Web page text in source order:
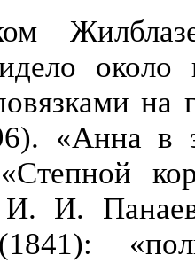
на
«Анна в
И.